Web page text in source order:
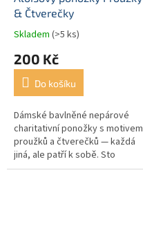
& Čtverečky
Skladem (>5 ks)
200 Kč
Do košíku
Dámské bavlněné nepárové
charitativní ponožky s motivem
proužků a čtverečků — každá
jiná, ale patří k sobě. Sto
procent výtěžku pomáhá